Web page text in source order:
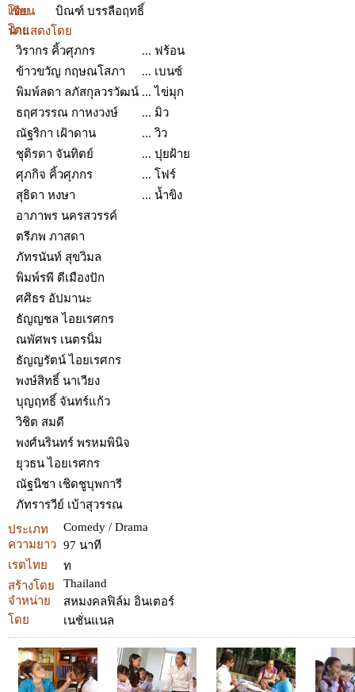
โดย
เขียน
โดย
บิณฑ์ บรรลือฤทธิ์
นำแสดงโดย
วิรากร คิ้วศุภกร
... ฟร้อน
ข้าวขวัญ กฤษณโสภา
... เบนซ์
พิมพ์ลดา ลภัสกุลวรวัฒน์ ... ไข่มุก
ธฤศวรรณ กาหงวงษ์
... มิว
ณัฐริกา เฝ้าดาน
... วิว
ชุติรดา จันทิตย์
... ปุยฝ้าย
ศุภกิจ คิ้วศุภกร
... โฟร์
สุธิดา หงษา
... น้ำขิง
อาภาพร นครสวรรค์
ตรีภพ ภาสดา
ภัทรนันท์ สุขวิมล
พิมพ์รพี ดีเมืองปัก
ศศิธร อัปมานะ
ธัญญชล ไอยเรศกร
ณพัศพร เนตรนิ่ม
ธัญญรัตน์ ไอยเรศกร
พงษ์สิทธิ์ นาเวียง
บุญฤทธิ์ จันทร์แก้ว
วิชิต สมดี
พงศ์นรินทร์ พรหมพินิจ
ยุวธน ไอยเรศกร
ณัฐนิชา เชิดชูบุพการี
ภัทรารวีย์ เบ้าสุวรรณ
ประเภท
Comedy / Drama
ความยาว 97 นาที
เรตไทย
ท
สร้างโดย
Thailand
จำหน่าย
โดย
สหมงคลฟิล์ม อินเตอร์
เนชั่นแนล